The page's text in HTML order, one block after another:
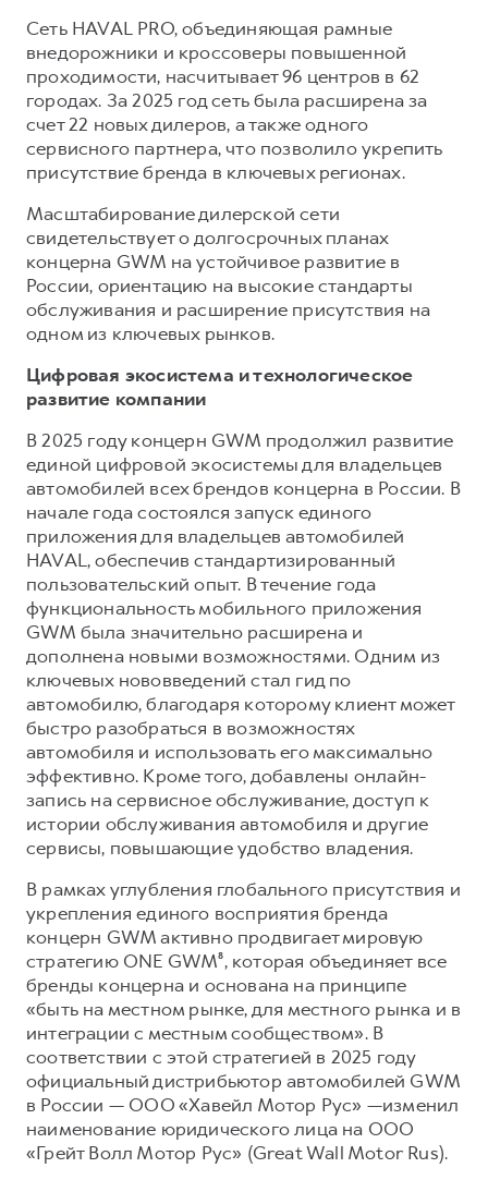
Сеть HAVAL PRO, объединяющая рамные
внедорожники и кроссоверы повышенной
проходимости, насчитывает 96 центров в 62
городах. За 2025 год сеть была расширена за
счет 22 новых дилеров, а также одного
сервисного партнера, что позволило укрепить
присутствие бренда в ключевых регионах.
Масштабирование дилерской сети
свидетельствует о долгосрочных планах
концерна GWM на устойчивое развитие в
России, ориентацию на высокие стандарты
обслуживания и расширение присутствия на
одном из ключевых рынков.
Цифровая экосистема и технологическое
развитие компании
В 2025 году концерн GWM продолжил развитие
единой цифровой экосистемы для владельцев
автомобилей всех брендов концерна в России. В
начале года состоялся запуск единого
приложения для владельцев автомобилей
HAVAL, обеспечив стандартизированный
пользовательский опыт. В течение года
функциональность мобильного приложения
GWM была значительно расширена и
дополнена новыми возможностями. Одним из
ключевых нововведений стал гид по
автомобилю, благодаря которому клиент может
быстро разобраться в возможностях
автомобиля и использовать его максимально
эффективно. Кроме того, добавлены онлайн-
запись на сервисное обслуживание, доступ к
истории обслуживания автомобиля и другие
сервисы, повышающие удобство владения.
В рамках углубления глобального присутствия и
укрепления единого восприятия бренда
концерн GWM активно продвигает мировую
стратегию ONE GWM⁸, которая объединяет все
бренды концерна и основана на принципе
«быть на местном рынке, для местного рынка и в
интеграции с местным сообществом». В
соответствии с этой стратегией в 2025 году
официальный дистрибьютор автомобилей GWM
в России — ООО «Хавейл Мотор Рус» —изменил
наименование юридического лица на ООО
«Грейт Волл Мотор Рус» (Great Wall Motor Rus).